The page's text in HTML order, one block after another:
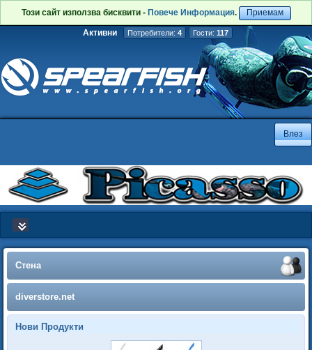
Този сайт използва бисквити - Повече Информация. Приемам
Активни Потребители: 4 Гости: 117
Стена
diverstore.net
Нови Продукти